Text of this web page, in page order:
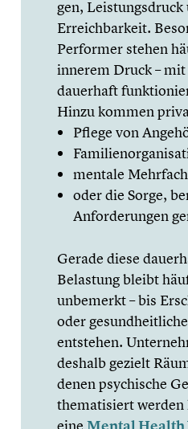
gen,
Erreich­bar­keit.
Performer stehen
innerem Druck –
dauerhaft
Hinzu kommen
Pflege von
mentale
oder die Sorge,
Anfor­de­run­gen
Gerade diese
Belastung bleibt
unbemerkt – bis
oder
entstehen.
deshalb gezielt
denen psychi­sche
thema­ti­siert werden